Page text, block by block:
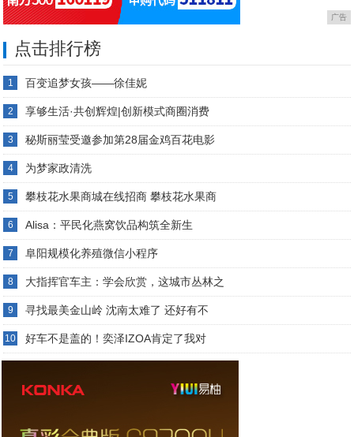
广告
点击排行榜
1 百变追梦女孩——徐佳妮
2 享够生活·共创辉煌|创新模式商圈消费
3 秘斯丽莹受邀参加第28届金鸡百花电影
4 为梦家政清洗
5 攀枝花水果商城在线招商 攀枝花水果商
6 Alisa：平民化燕窝饮品构筑全新生
7 阜阳规模化养殖微信小程序
8 大指挥官车主：学会欣赏，这城市丛林之
9 寻找最美金山岭 沈南太难了 还好有不
10 好车不是盖的！奕泽IZOA肯定了我对